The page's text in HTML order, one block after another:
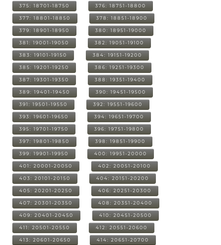
375: 18701-18750 376: 18751-18800
377: 18801-18850 378: 18851-18900
379: 18901-18950 380: 18951-19000
381: 19001-19050 382: 19051-19100
383: 19101-19150 384: 19151-19200
385: 19201-19250 386: 19251-19300
387: 19301-19350 388: 19351-19400
389: 19401-19450 390: 19451-19500
391: 19501-19550 392: 19551-19600
393: 19601-19650 394: 19651-19700
395: 19701-19750 396: 19751-19800
397: 19801-19850 398: 19851-19900
399: 19901-19950 400: 19951-20000
401: 20001-20050 402: 20051-20100
403: 20101-20150 404: 20151-20200
405: 20201-20250 406: 20251-20300
407: 20301-20350 408: 20351-20400
409: 20401-20450 410: 20451-20500
411: 20501-20550 412: 20551-20600
413: 20601-20650 414: 20651-20700